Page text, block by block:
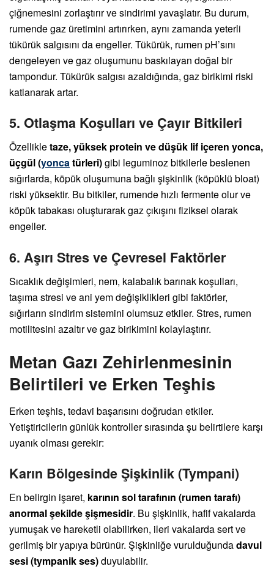
çiğnemesini zorlaştırır ve sindirimi yavaşlatır. Bu durum,
rumende gaz üretimini artırırken, aynı zamanda yeterli
tükürük salgısını da engeller. Tükürük, rumen pH’sını
dengeleyen ve gaz oluşumunu baskılayan doğal bir
tampondur. Tükürük salgısı azaldığında, gaz birikimi riski
katlanarak artar.
5. Otlaşma Koşulları ve Çayır Bitkileri
Özellikletaze, yüksek protein ve düşük lif içeren yonca,
üçgül (yoncatürleri)gibi leguminoz bitkilerle beslenen
sığırlarda, köpük oluşumuna bağlı şişkinlik (köpüklü bloat)
riski yüksektir. Bu bitkiler, rumende hızlı fermente olur ve
köpük tabakası oluşturarak gaz çıkışını fiziksel olarak
engeller.
6. Aşırı Stres ve Çevresel Faktörler
Sıcaklık değişimleri, nem, kalabalık barınak koşulları,
taşıma stresi ve ani yem değişiklikleri gibi faktörler,
sığırların sindirim sistemini olumsuz etkiler. Stres, rumen
motilitesini azaltır ve gaz birikimini kolaylaştırır.
Metan Gazı Zehirlenmesinin
Belirtileri ve Erken Teşhis
Erken teşhis, tedavi başarısını doğrudan etkiler.
Yetiştiricilerin günlük kontroller sırasında şu belirtilere karşı
uyanık olması gerekir:
Karın Bölgesinde Şişkinlik (Tympani)
En belirgin işaret, karının sol tarafının (rumen tarafı)
anormal şekilde şişmesidir. Bu şişkinlik, hafif vakalarda
yumuşak ve hareketli olabilirken, ileri vakalarda sert ve
gerilmiş bir yapıya bürünür. Şişkinliğe vurulduğundadavul
sesi (tympanik ses)duyulabilir.